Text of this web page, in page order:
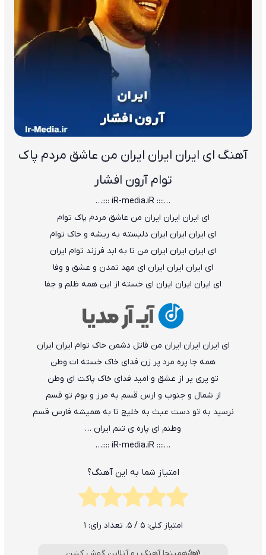
آهنگ ای ایران ایران ایران من عاشق مردم پاک
توام آرون افشار
…:::: iR-media.iR ::::…
ای ایران ایران ایران من عاشق مردم پاک توام
ای ایران ایران ایران دلبسته به ریشه و خاک توام
ای ایران ایران ایران من تا به ابد فرزند توام ایران
ای ایران ایران ایران ای مهد تمدن و عشق و وفا
ای ایران ایران ایران ای خسته از این همه ظلم و جفا
ای ایران ایران ایران من قاتل دشمن خاک توام ایران ایران
همه جا پره مرد پر زن فدای خاک خسته ات وطن
تو پری پر از عشق و امید فدای خاک پاکت ای وطن
از شمال و جنوب و ارس قسم به مرز و بوم تو قسم
نرسید به تو دست عبث به خلیج تا به همیشه فارس قسم
وطنم ای پاره ی تنم ایران …
…:::: iR-media.iR ::::…
امتیاز شما به این آهنگ؟
امتیاز کلی:5 / 5. تعداد رای: 1